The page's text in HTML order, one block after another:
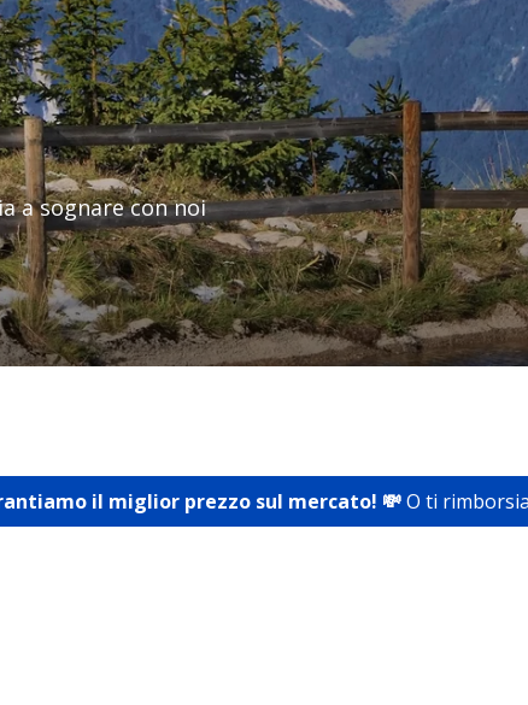
a sognare con noi
il miglior prezzo sul mercato! 💸O ti